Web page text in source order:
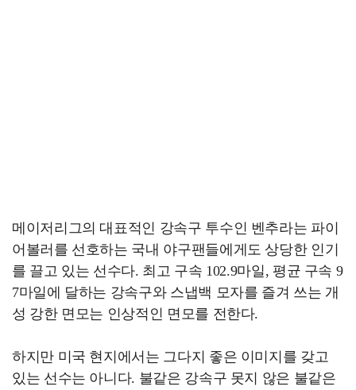
메이저리그의 대표적인 강속구 투수인 벤추라는 파이
어볼러를 선호하는 국내 야구팬들에게도 상당한 인기
를 끌고 있는 선수다. 최고 구속 102.9마일, 평균 구속 9
7마일에 달하는 강속구와 스냅백 모자를 즐겨 쓰는 개
성 강한 면모는 인상적인 면모를 전한다.
하지만 미국 현지에서는 그다지 좋은 이미지를 갖고
있는 선수는 아니다. 불같은 강속구 못지 않은 불같은